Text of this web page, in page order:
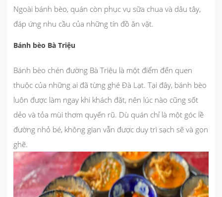
Ngoài bánh bèo, quán còn phục vụ sữa chua và dâu tây,
đáp ứng nhu cầu của những tín đồ ăn vặt.
Bánh bèo Bà Triệu
Bánh bèo chén đường Bà Triệu là một điểm đến quen
thuộc của những ai đã từng ghé Đà Lạt. Tại đây, bánh bèo
luôn được làm ngay khi khách đặt, nên lúc nào cũng sốt
dẻo và tỏa mùi thơm quyến rũ. Dù quán chỉ là một góc lề
đường nhỏ bé, không gian vẫn được duy trì sạch sẽ và gọn
ghẽ.